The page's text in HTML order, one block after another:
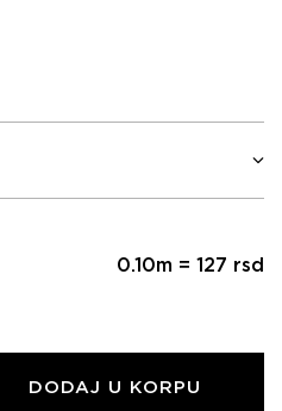
0.10m = 127 rsd
DODAJ U KORPU